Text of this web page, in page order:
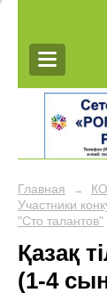
Главная →
Участники
"Сто талантов"
Қазақ
(1-4